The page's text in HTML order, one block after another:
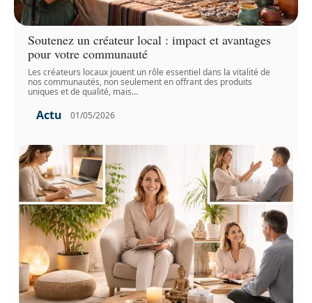
Soutenez un créateur local : impact et avantages
pour votre communauté
Les créateurs locaux jouent un rôle essentiel dans la vitalité de
nos communautés, non seulement en offrant des produits
uniques et de qualité, mais…
Actu 01/05/2026